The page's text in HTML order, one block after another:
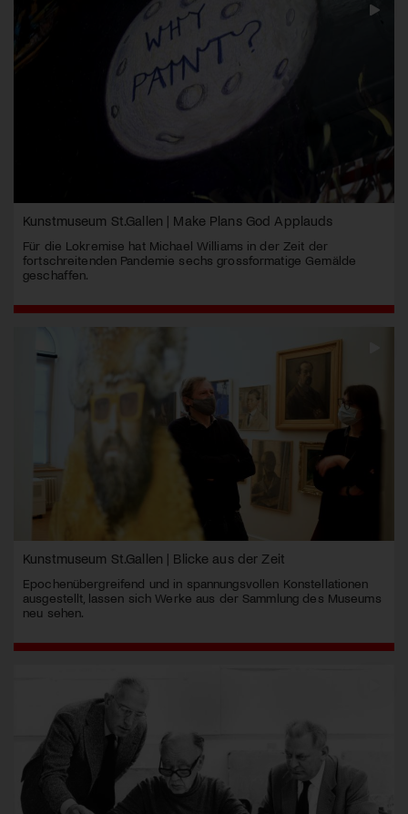
Kunstmuseum St.Gallen | Make Plans God Applauds
Für die Lokremise hat Michael Williams in der Zeit der
fortschreitenden Pandemie sechs grossformatige Gemälde
geschaffen.
Kunstmuseum St.Gallen | Blicke aus der Zeit
Epochenübergreifend und in spannungsvollen Konstellationen
ausgestellt, lassen sich Werke aus der Sammlung des Museums
neu sehen.